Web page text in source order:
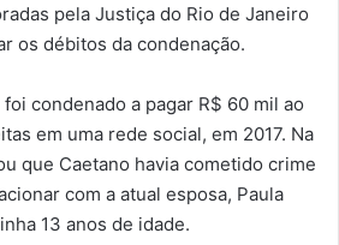
pela Justiça do Rio de Janeiro
os débitos da condenação.
condenado a pagar R$ 60 mil ao
em uma rede social, em 2017. Na
que Caetano havia cometido crime
com a atual esposa, Paula
13 anos de idade.